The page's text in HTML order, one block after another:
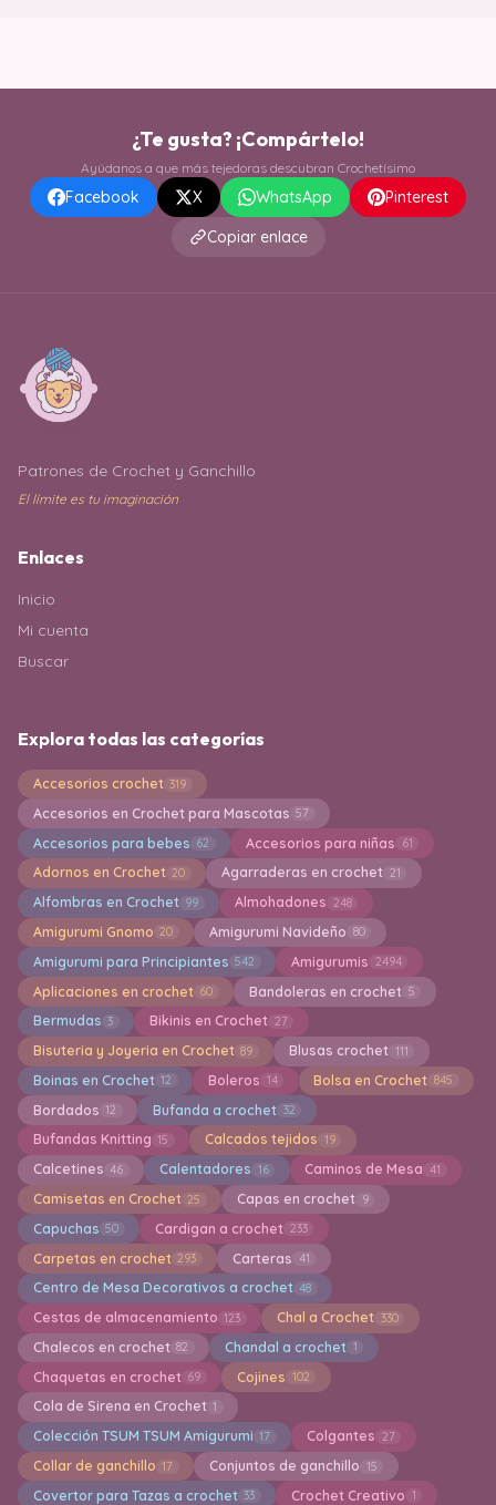
¿Te gusta? ¡Compártelo!
Ayúdanos a que más tejedoras descubran Crochetísimo
Facebook X WhatsApp
Pinterest
Copiar enlace
Patrones de Crochet y Ganchillo
El límite es tu imaginación
Enlaces
Inicio
Mi cuenta
Buscar
Explora todas las categorías
Accesorios crochet 319
Accesorios en Crochet para Mascotas 57
Accesorios para bebes 62 Accesorios para niñas 61
Adornos en Crochet 20 Agarraderas en crochet 21
Alfombras en Crochet 99 Almohadones 248
Amigurumi Gnomo 20 Amigurumi Navideño 80
Amigurumi para Principiantes 542 Amigurumis 2494
Aplicaciones en crochet 60 Bandoleras en crochet 5
Bermudas 3 Bikinis en Crochet 27
Bisuteria y Joyeria en Crochet 89 Blusas crochet 111
Boinas en Crochet 12 Boleros 14 Bolsa en Crochet 845
Bordados 12 Bufanda a crochet 32
Bufandas Knitting 15 Calcados tejidos 19
Calcetines 46 Calentadores 16 Caminos de Mesa 41
Camisetas en Crochet 25 Capas en crochet 9
Capuchas 50 Cardigan a crochet 233
Carpetas en crochet 293 Carteras 41
Centro de Mesa Decorativos a crochet 48
Cestas de almacenamiento 123 Chal a Crochet 330
Chalecos en crochet 82 Chandal a crochet 1
Chaquetas en crochet 69 Cojines 102
Cola de Sirena en Crochet 1
Colección TSUM TSUM Amigurumi 17 Colgantes 27
Collar de ganchillo 17 Conjuntos de ganchillo 15
Covertor para Tazas a crochet 33 Crochet Creativo 1